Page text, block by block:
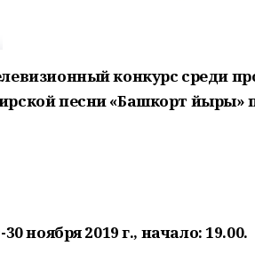
конкурс среди
песни «Башкорт йыры»
ноября 2019 г., начало: 19.00.